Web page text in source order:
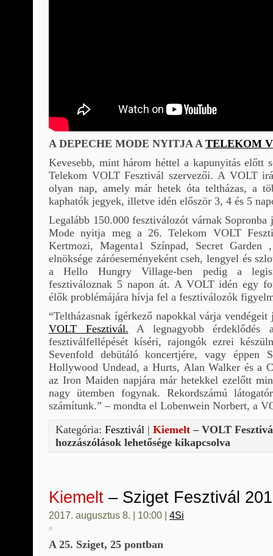
A DEPECHE MODE NYITJA A TELEKOM
Kevesebb, mint három héttel a kapunyitás előtt
Telekom VOLT Fesztivál szervezői. A VOLT
olyan nap, amely már hetek óta teltházas, a
kaphatók jegyek, illetve idén először 3, 4 és 5
Legalább 150.000 fesztiválozót várnak
Mode nyitja meg a 26. Telekom VOLT
Kertmozi, Magenta1 Színpad, Secret
elnöksége záróeseményeként cseh, lengyel és
a Hello Hungry Village-ben pedig a
fesztiváloznak 5 napon át. A VOLT idén egy
élők problémájára hívja fel a fesztiválozók
“Teltházasnak ígérkező napokkal várja
VOLT Fesztivál. A legnagyobb érdeklődés
fesztiválfellépését kíséri, rajongók ezrei
Sevenfold debütáló koncertjére, vagy
Hollywood Undead, a Hurts, Alan Walker és a
az Iron Maiden napjára már hetekkel ezelőtt
nagy ütemben fogynak. Rekordszámú
számítunk.” – mondta el Lobenwein Norbert, a
Kategória: Fesztivál | Kiemelt – VOLT
hozzászólások lehetősége kikapcsolva
Kiemelt – Sziget Fesztivál
2017. augusztus 8. | 10:00 | 4Si
A 25. Sziget, 25 pontban